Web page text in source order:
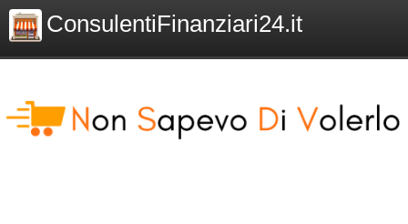
ConsulentiFinanziari24.it